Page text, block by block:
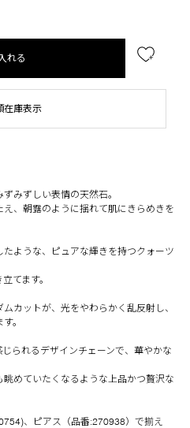
れる
在庫表示
みずしい表情の天然石。
、朝露のように揺れて肌にきらめきを
ような、ピュアな輝きを持つクォーツ
てます。
カットが、光をやわらかく乱反射し、
。
られるデザインチェーンで、華やかな
めていたくなるような上品かつ贅沢な
、ピアス（品番:270938）で揃え